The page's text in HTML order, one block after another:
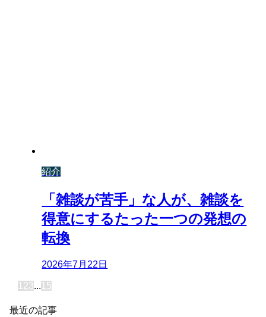
紹介
「雑談が苦手」な人が、雑談を
得意にするたった一つの発想の
転換
2026年7月22日
123...15
最近の記事